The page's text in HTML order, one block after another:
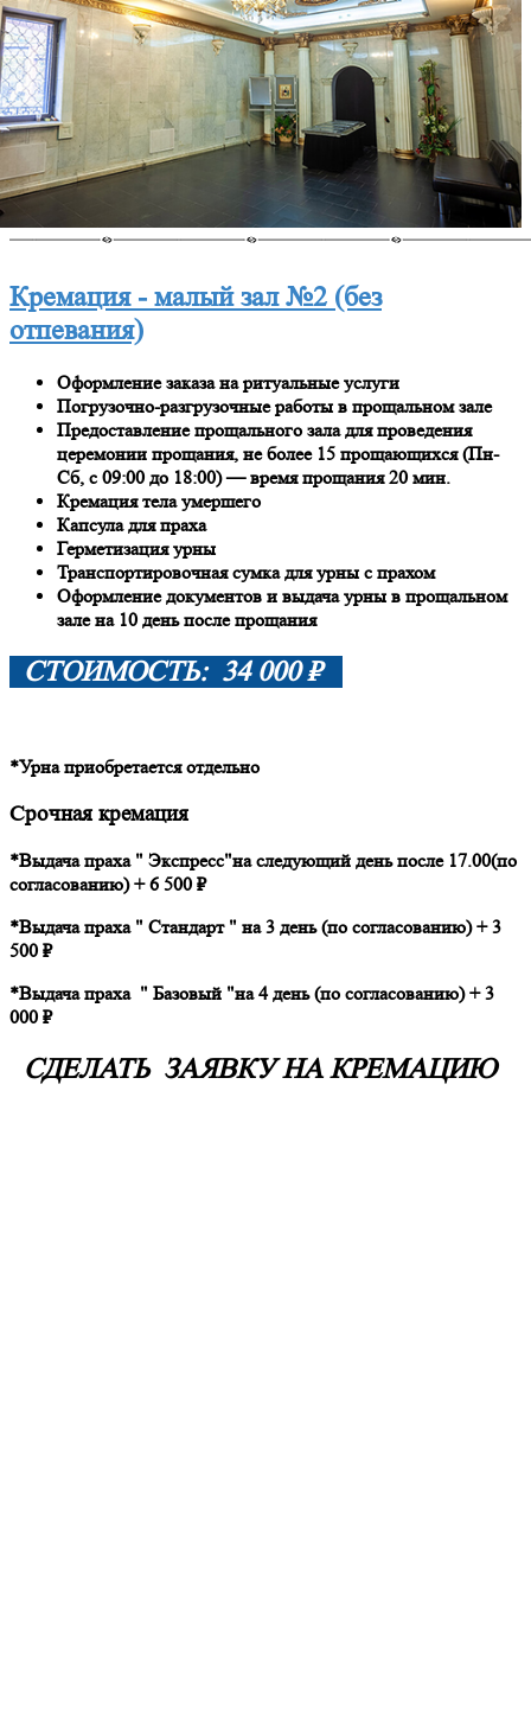
Кремация - малый зал №2 (без
отпевания)
Оформление заказа на ритуальные услуги
Погрузочно-разгрузочные работы в прощальном зале
Предоставление прощального зала для проведения
церемонии прощания, не более 15 прощающихся (Пн-
Сб, с 09:00 до 18:00) — время прощания 20 мин.
Кремация тела умершего
Капсула для праха
Герметизация урны
Транспортировочная сумка для урны с прахом
Оформление документов и выдача урны в прощальном
зале на 10 день после прощания
СТОИМОСТЬ: 34 000 ₽
*Урна приобретается отдельно
Срочная кремация
*Выдача праха " Экспресс"на следующий день после 17.00(по
согласованию) + 6 500 ₽
*Выдача праха " Стандарт " на 3 день (по согласованию) + 3
500 ₽
*Выдача праха " Базовый "на 4 день (по согласованию) + 3
000 ₽
СДЕЛАТЬ ЗАЯВКУ НА КРЕМАЦИЮ